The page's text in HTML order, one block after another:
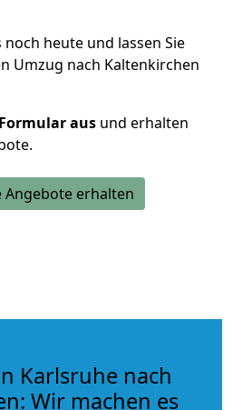
heute und lassen Sie
Umzug nach Kaltenkirchen
aus und erhalten
Angebote erhalten
Karlsruhe nach
Wir machen es